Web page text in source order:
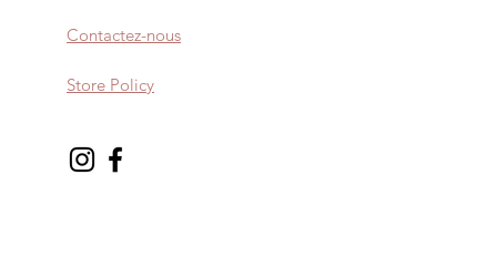
Contactez-nous
Store Policy